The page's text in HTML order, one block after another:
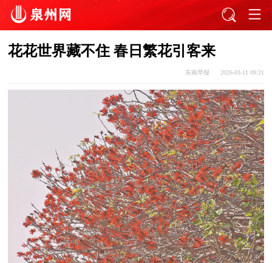
花花世界藏不住 春日繁花引客来
东南早报 2026-03-11 09:21